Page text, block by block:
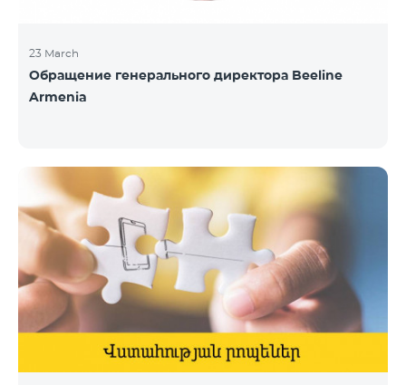
23 March
Обращение генерального директора Beeline
Armenia